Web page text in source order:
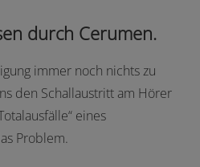
durch Cerumen.
immer noch nichts zu
den Schallaustritt am Hörer
eines
Problem.